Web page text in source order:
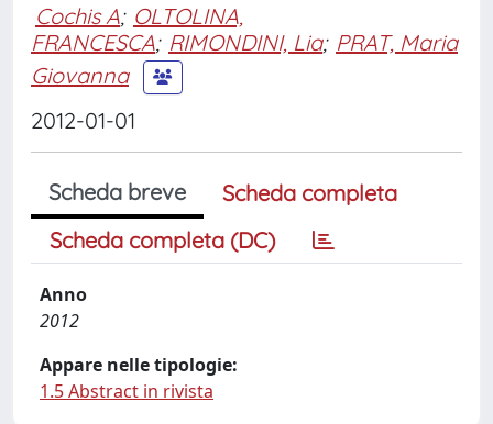
Cochis A; OLTOLINA,
FRANCESCA; RIMONDINI, Lia; PRAT, Maria
Giovanna
2012-01-01
Scheda breve
Scheda completa
Scheda completa (DC)
Anno
2012
Appare nelle tipologie:
1.5 Abstract in rivista